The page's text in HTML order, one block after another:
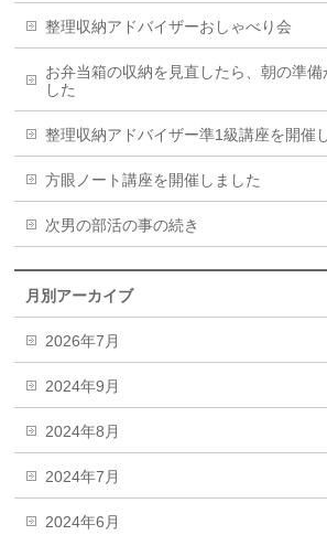
整理収納アドバイザーおしゃべり会
お弁当箱の収納を見直したら、朝の準備
した
整理収納アドバイザー準1級講座を開催
方眼ノート講座を開催しました
次男の部活の事の続き
月別アーカイブ
2026年7月
2024年9月
2024年8月
2024年7月
2024年6月